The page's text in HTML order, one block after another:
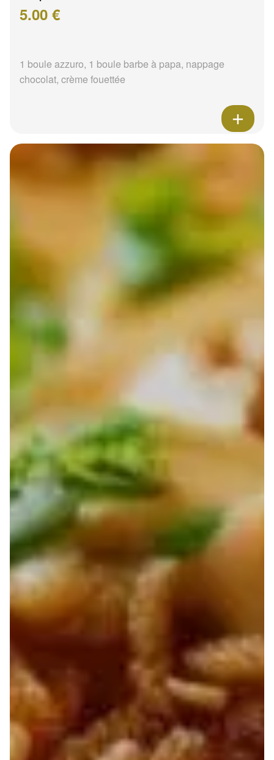
5.00 €
1 boule azzuro, 1 boule barbe à papa, nappage
chocolat, crème fouettée